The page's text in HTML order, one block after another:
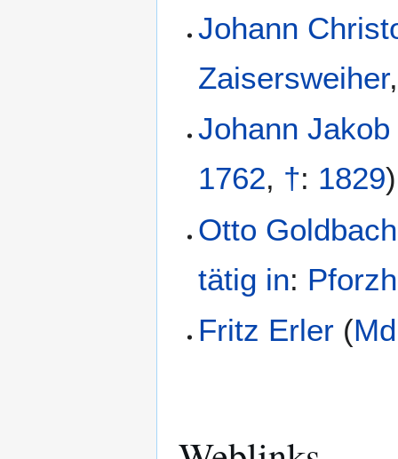
Johann
Zaisersweiher
Johann
1762, †: 1829)
Otto Goldbach
tätig in:
Fritz Erler (